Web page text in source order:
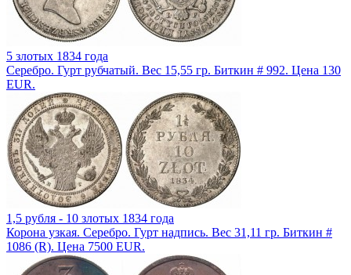
5 злотых 1834 года
Серебро. Гурт рубчатый. Вес 15,55 гр. Биткин # 992. Цена 130
EUR.
1,5 рубля - 10 злотых 1834 года
Корона узкая. Серебро. Гурт надпись. Вес 31,11 гр. Биткин #
1086 (R). Цена 7500 EUR.